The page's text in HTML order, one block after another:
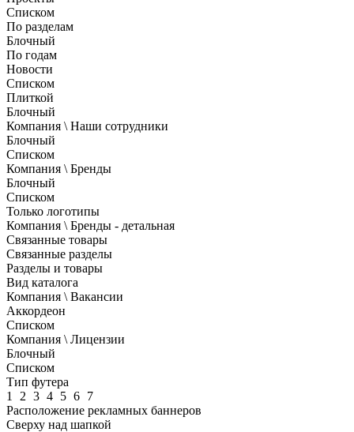
Списком
По разделам
Блочный
По годам
Новости
Списком
Плиткой
Блочный
Компания \ Наши сотрудники
Блочный
Списком
Компания \ Бренды
Блочный
Списком
Только логотипы
Компания \ Бренды - детальная
Связанные товары
Связанные разделы
Разделы и товары
Вид каталога
Компания \ Вакансии
Аккордеон
Списком
Компания \ Лицензии
Блочный
Списком
Тип футера
1
2 3 4 5 6 7
Расположение рекламных баннеров
Сверху над шапкой